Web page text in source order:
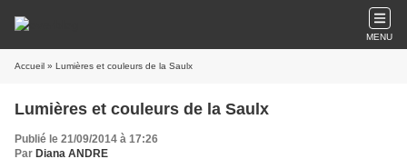
MENU
Accueil » Lumières et couleurs de la Saulx
Lumières et couleurs de la Saulx
Publié le 21/09/2014 à 17:26
Par Diana ANDRE